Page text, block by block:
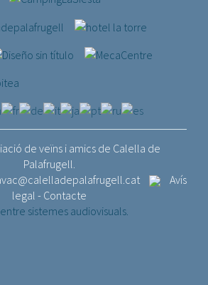
de veïns i amics de Calella de
Palafrugell.
Avís
legal - Contacte
sistemes audiovisuals.